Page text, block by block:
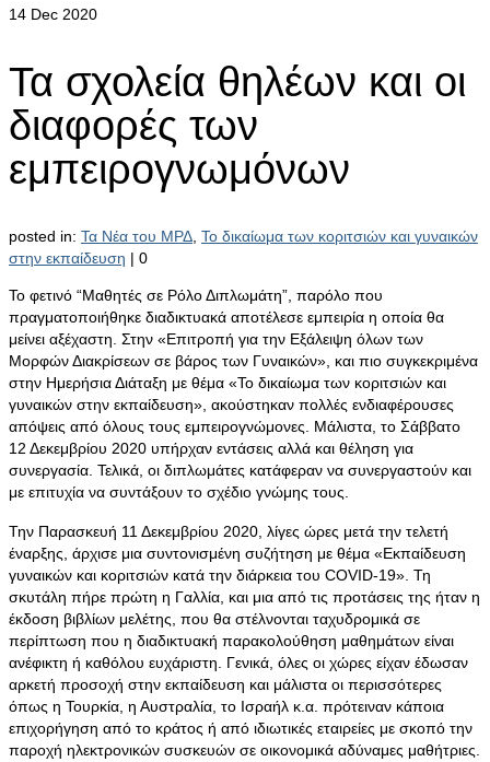
14 Dec 2020
Τα σχολεία θηλέων και οι
διαφορές των
εμπειρογνωμόνων
posted in: Τα Νέα του ΜΡΔ Το δικαίωμα των κοριτσιών και γυναικών
στην εκπαίδευση | 0
Το φετινό “Μαθητές σε Ρόλο Διπλωμάτη”, παρόλο που
πραγματοποιήθηκε διαδικτυακά αποτέλεσε εμπειρία η οποία θα
μείνει αξέχαστη. Στην «Επιτροπή για την Εξάλειψη όλων των
Μορφών Διακρίσεων σε βάρος των Γυναικών», και πιο συγκεκριμένα
στην Ημερήσια Διάταξη με θέμα «Το δικαίωμα των κοριτσιών και
γυναικών στην εκπαίδευση», ακούστηκαν πολλές ενδιαφέρουσες
απόψεις από όλους τους εμπειρογνώμονες. Μάλιστα, το Σάββατο
12 Δεκεμβρίου 2020 υπήρχαν εντάσεις αλλά και θέληση για
συνεργασία. Τελικά, οι διπλωμάτες κατάφεραν να συνεργαστούν και
με επιτυχία να συντάξουν το σχέδιο γνώμης τους.
Την Παρασκευή 11 Δεκεμβρίου 2020, λίγες ώρες μετά την τελετή
έναρξης, άρχισε μια συντονισμένη συζήτηση με θέμα «Εκπαίδευση
γυναικών και κοριτσιών κατά την διάρκεια του COVID-19». Τη
σκυτάλη πήρε πρώτη η Γαλλία, και μια από τις προτάσεις της ήταν η
έκδοση βιβλίων μελέτης, που θα στέλνονται ταχυδρομικά σε
περίπτωση που η διαδικτυακή παρακολούθηση μαθημάτων είναι
ανέφικτη ή καθόλου ευχάριστη. Γενικά, όλες οι χώρες είχαν έδωσαν
αρκετή προσοχή στην εκπαίδευση και μάλιστα οι περισσότερες
όπως η Τουρκία, η Αυστραλία, το Ισραήλ κ.α. πρότειναν κάποια
επιχορήγηση από το κράτος ή από ιδιωτικές εταιρείες με σκοπό την
παροχή ηλεκτρονικών συσκευών σε οικονομικά αδύναμες μαθήτριες.